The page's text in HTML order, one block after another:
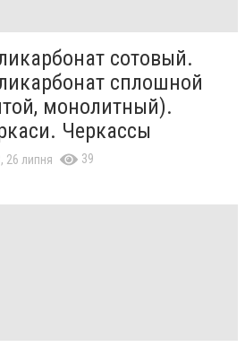
сотовый.
сплошной
монолитный).
Черкассы
26 липня 39